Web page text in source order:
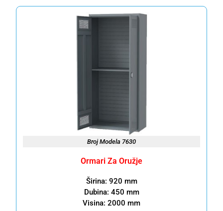
Broj Modela 7630
Ormari Za Oružje
Širina: 920 mm
Dubina: 450 mm
Visina: 2000 mm